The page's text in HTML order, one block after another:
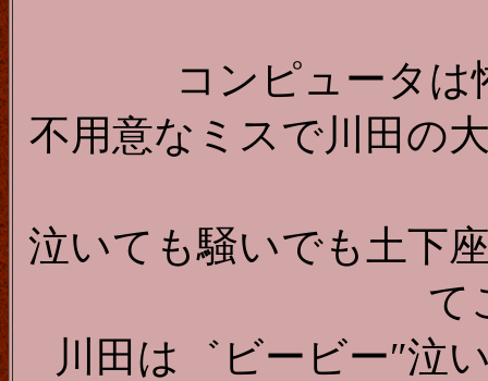
コンピュータ
不用意なミスで川田の
泣いても騒いでも土下
て
川田は゛ビービー″泣